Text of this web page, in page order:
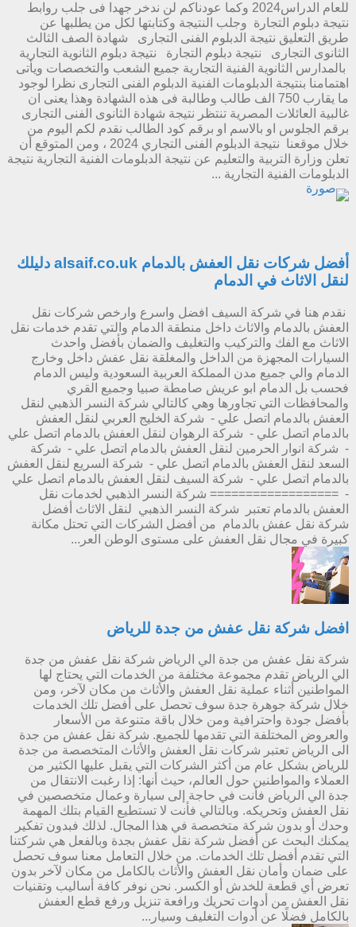
للعام الدراس2024 وكما عودناكم لن ندخر جهدا فى جلب روابط
نتيجة دبلوم التجارة وجلب النتيجة وكتابتها لكل من يطلبها عن
طريق التعليق نتيجة الدبلوم الفنى التجارى شهادة الصف الثالث
الثانوى التجارى نتيجة دبلوم التجارة نتيجة دبلوم الثانوية التجارية
بالمدارس الثانوية الفنية التجارية جميع الشعب والتخصصات ويأتى
اهتمامنا بنتيجة الدبلومات الفنية الدبلوم الفنى التجارى نظرا لوجود
ما يقارب 750 الف طالب وطالبة فى هذه الشهادة وهذا يعنى ان
غالبية العائلات المصرية تنتظر نتيجة شهادة الثانوى الفنى التجارى
برقم الجلوس او بالاسم او برقم كود الطالب نقدم لكم اليوم من
خلال موقعنا نتيجة الدبلوم الفنى التجاري 2024 ، ومن المتوقع أن
تعلن وزارة التربية والتعليم عن نتيجة الدبلومات الفنية التجارية نتيجة
الدبلومات الفنية التجارية ...
أفضل شركات نقل العفش بالدمام alsaif.co.uk دليلك
لنقل الاثاث في الدمام
نقدم هنا في شركة السيف افضل واسرع وارخص شركات نقل
العفش بالدمام والاثاث داخل منطقة الدمام والتي تقدم خدمات نقل
الاثاث مع الفك والتركيب والتغليف والضمان بأفضل واحدث
السيارات المجهزة من الداخل والمغلقة نقل عفش داخل وخارج
الدمام والي جميع مدن المملكة العربية السعودية وليس الدمام
فحسب بل الدمام ابو عريش صامطة صبيا وجميع القري
والمحافظات التي تجاورها وهي كالتالي شركة النسر الذهبي لنقل
العفش بالدمام اتصل علي - شركة الخليج العربي لنقل العفش
بالدمام اتصل علي - شركة الرهوان لنقل العفش بالدمام اتصل علي
- شركة انوار الحرمين لنقل العفش بالدمام اتصل علي - شركة
السعد لنقل العفش بالدمام اتصل علي - شركة السريع لنقل العفش
بالدمام اتصل علي - شركة السيف لنقل العفش بالدمام اتصل علي
- ================== شركة النسر الذهبي لخدمات نقل
العفش بالدمام تعتبر شركة النسر الذهبي لنقل الاثاث أفضل
شركة نقل عفش بالدمام من أفضل الشركات التي تحتل مكانة
كبيرة في مجال نقل العفش على مستوى الوطن العر...
افضل شركة نقل عفش من جدة للرياض
شركة نقل عفش من جدة الي الرياض شركة نقل عفش من جدة
الي الرياض تقدم مجموعة مختلفة من الخدمات التي يحتاج لها
المواطنين أثناء عملية نقل العفش والأثاث من مكان لآخر، ومن
خلال شركة جوهرة جدة سوف تحصل على أفضل تلك الخدمات
بأفضل جودة واحترافية ومن خلال باقة متنوعة من الأسعار
والعروض المختلفة التي تقدمها للجميع. شركة نقل عفش من جدة
الى الرياض تعتبر شركات نقل العفش والأثاث المتخصصة من جدة
للرياض بشكل عام من أكثر الشركات التي يقبل عليها الكثير من
العملاء والمواطنين حول العالم، حيث أنها: إذا رغبت الانتقال من
جدة الي الرياض فأنت في حاجة إلى سيارة وعمال متخصصين في
نقل العفش وتحريكه. وبالتالي فأنت لا تستطيع القيام بتلك المهمة
وحدك أو بدون شركة متخصصة في هذا المجال. لذلك فبدون تفكير
يمكنك البحث عن أفضل شركة نقل عفش بجدة وبالفعل هي شركتنا
التي تقدم أفضل تلك الخدمات. من خلال التعامل معنا سوف تحصل
على ضمان وأمان نقل العفش والأثاث بالكامل من مكان لآخر بدون
تعرض أي قطعة للخدش أو الكسر. نحن نوفر كافة أساليب وتقنيات
نقل العفش من أدوات تحريك ورافعة تنزيل ورفع قطع العفش
بالكامل فضلًا عن أدوات التغليف وسيار...